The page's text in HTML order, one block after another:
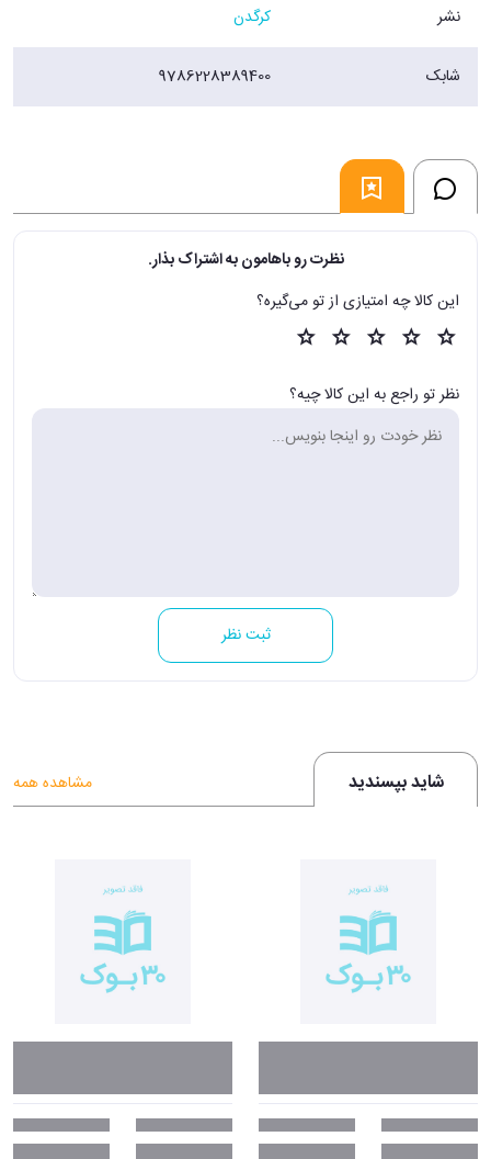
نشر کرگدن
شابک 9786228389400
نظرت رو باهامون به اشتراک بذار.
این کالا چه امتیازی از تو می‌گیره؟
نظر تو راجع به این کالا چیه؟
ثبت نظر
شاید بپسندید مشاهده همه